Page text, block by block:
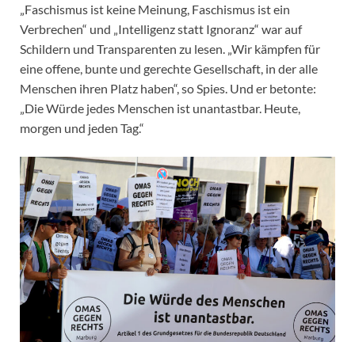
„Faschismus ist keine Meinung, Faschismus ist ein
Verbrechen“ und „Intelligenz statt Ignoranz“ war auf
Schildern und Transparenten zu lesen. „Wir kämpfen für
eine offene, bunte und gerechte Gesellschaft, in der alle
Menschen ihren Platz haben“, so Spies. Und er betonte:
„Die Würde jedes Menschen ist unantastbar. Heute,
morgen und jeden Tag.“